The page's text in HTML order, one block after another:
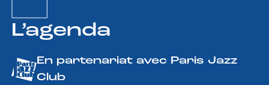
L’agenda
En partenariat avec Paris Jazz
Club